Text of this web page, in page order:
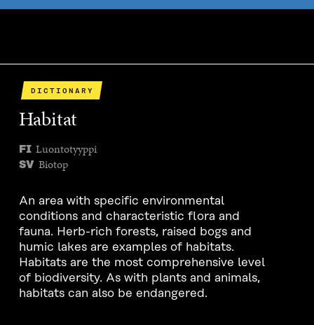
DICTIONARY
Habitat
FI Luontotyyppi
SV Biotop
An area with specific environmental
conditions and characteristic flora and
fauna. Herb-rich forests, raised bogs and
humic lakes are examples of habitats.
Habitats are the most comprehensive level
of biodiversity. As with plants and animals,
habitats can also be endangered.